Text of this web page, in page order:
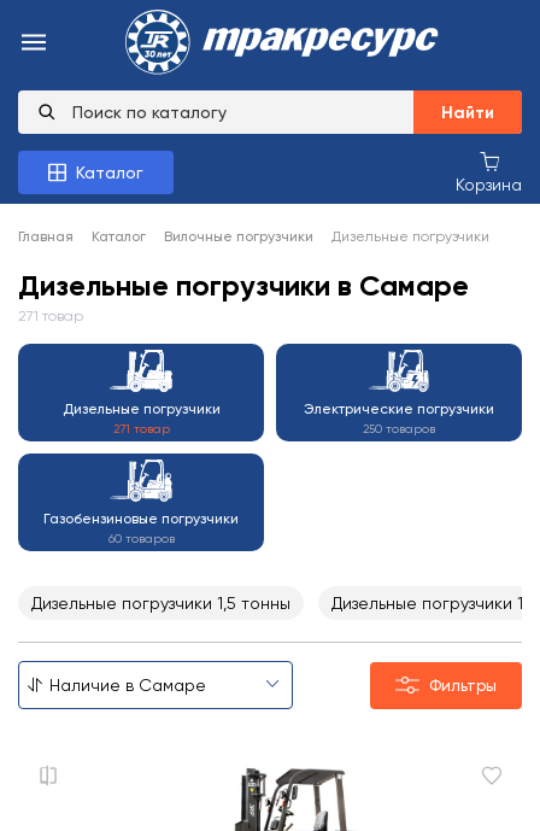
Найти
Каталог
Корзина
Главная Каталог Вилочные погрузчики Дизельные погрузчики
Дизельные погрузчики в Самаре
271 товар
Дизельные погрузчики
271 товар
Электрические погрузчики
250 товаров
Газобензиновые погрузчики
60 товаров
Дизельные погрузчики 1,5 тонны Дизельные погрузчики
Фильтры